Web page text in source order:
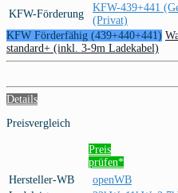
KFW-Förderung
KFW-439+441
(Privat)
KFW Förderfähig (439+440+441)
standard+ (inkl. 3-9m Ladekabel)
Details
Preisvergleich
Preis
prüfen*
Hersteller-WB
openWB